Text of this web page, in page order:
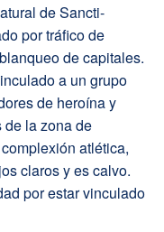
de Sancti-
por tráfico de
de capitales.
a un grupo
de heroína y
la zona de
atlética,
claros y es calvo.
por estar vinculado